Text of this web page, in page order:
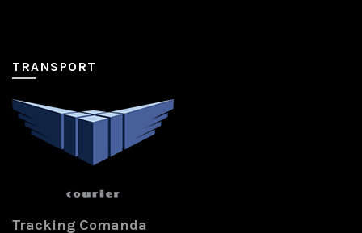
TRANSPORT
Tracking Comanda